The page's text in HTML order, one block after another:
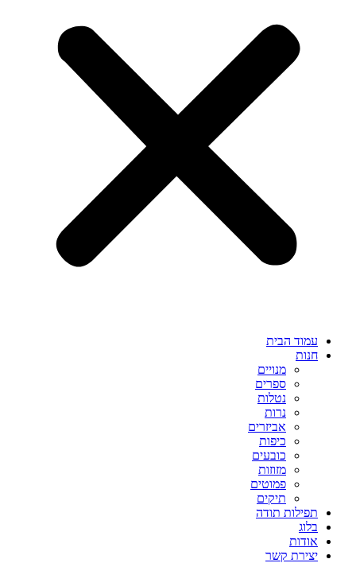
עמוד הבית
חנות
מנויים
ספרים
נטלות
נרות
אביזרים
כיפות
כובעים
מזוזות
פמוטים
תיקים
תפילות תודה
בלוג
אודות
יצירת קשר